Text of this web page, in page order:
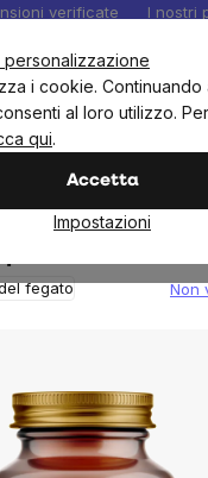
personalizzazione
i cookie. Continuando
al loro utilizzo.
qui.
Accetta
Impostazioni
verificate I nostri
Disintossicazione
Il
da
fegato
is
0,0
out
of
Non